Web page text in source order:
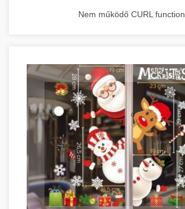
Nem működő CURL function.